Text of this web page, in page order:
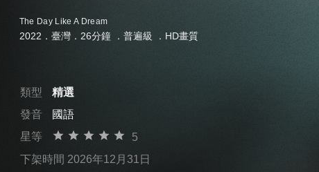
The Day Like A Dream
2022．臺灣．26分鐘 ． 普遍級 ．HD畫質
類型
精選
發音
國語
星等
5
下架時間 2026年12月31日